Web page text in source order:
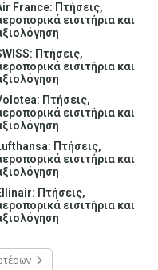
France: Πτήσεις,
εισιτήρια και
Πτήσεις,
εισιτήρια και
Πτήσεις,
εισιτήρια και
Πτήσεις,
εισιτήρια και
Πτήσεις,
εισιτήρια και